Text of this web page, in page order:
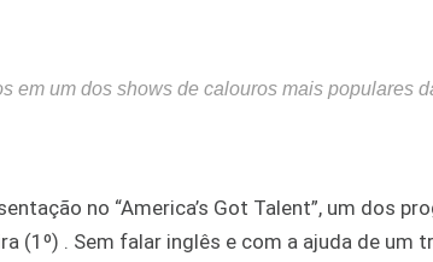
em um dos shows de calouros mais populares
no “America’s Got Talent”, um dos
(1º) . Sem falar inglês e com a ajuda de um